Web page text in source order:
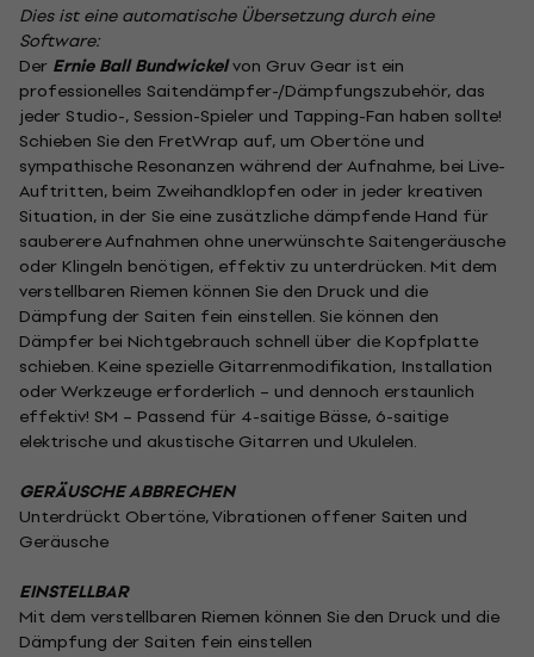
Dies ist eine automatische Übersetzung durch eine
Software:
Der Ernie Ball Bundwickelvon Gruv Gear ist ein
professionelles Saitendämpfer-/Dämpfungszubehör, das
jeder Studio-, Session-Spieler und Tapping-Fan haben sollte!
Schieben Sie den FretWrap auf, um Obertöne und
sympathische Resonanzen während der Aufnahme, bei Live-
Auftritten, beim Zweihandklopfen oder in jeder kreativen
Situation, in der Sie eine zusätzliche dämpfende Hand für
sauberere Aufnahmen ohne unerwünschte Saitengeräusche
oder Klingeln benötigen, effektiv zu unterdrücken. Mit dem
verstellbaren Riemen können Sie den Druck und die
Dämpfung der Saiten fein einstellen. Sie können den
Dämpfer bei Nichtgebrauch schnell über die Kopfplatte
schieben. Keine spezielle Gitarrenmodifikation, Installation
oder Werkzeuge erforderlich – und dennoch erstaunlich
effektiv! SM – Passend für 4-saitige Bässe, 6-saitige
elektrische und akustische Gitarren und Ukulelen.
GERÄUSCHE ABBRECHEN
Unterdrückt Obertöne, Vibrationen offener Saiten und
Geräusche
EINSTELLBAR
Mit dem verstellbaren Riemen können Sie den Druck und die
Dämpfung der Saiten fein einstellen